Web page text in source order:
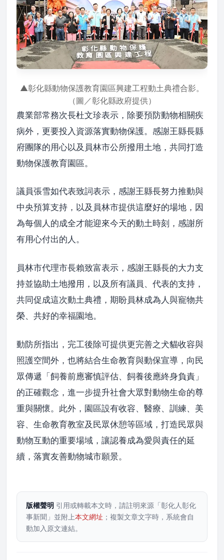
▲彰化縣動物保護教育園區興建工程動土典禮合影。
（圖／彰化縣政府提供）
農業部常務次長杜文珍表示，除要預防動物相關疾
病外，更要投入資源落實動物保護。感謝王縣長縣
府團隊的用心以及員林市公所撥用土地，共同打造
動物保護教育園區。
議員張雪如代表致詞表示，感謝王縣長努力推動與
中央預算支持，以及員林市提供這麼好的場地，因
為每個人的成全才能迎來今天的動土時刻，感謝所
有用心付出的人。
員林市代理市長賴致富表示，感謝王縣長的大力支
持並協助土地撥用，以及所有議員、代表的支持，
共同促成這次動土典禮，期盼員林成為人與寵物共
榮、共好的幸福園地。
動防所指出，完工後除可提供更完善之犬貓收容與
照護空間外，也將結合生命教育與動保宣導，向民
眾傳遞「飼養前應審慎評估、飼養後應終身負責」
的正確觀念，進一步提升社會大眾對動物生命的尊
重與關懷。此外，園區設有收容、醫療、訓練、美
容、生命教育教室及民眾休憩等區域，打造民眾與
動物互動的重要場域，讓認養成為愛與責任的延
續，落實友善動物城市願景。
版權聲明 引用或轉載本文時，請註明來源「彰化人彰化
事新聞」並附上本文網址 ；複製文章文字時，系統會自
動加入原文連結。